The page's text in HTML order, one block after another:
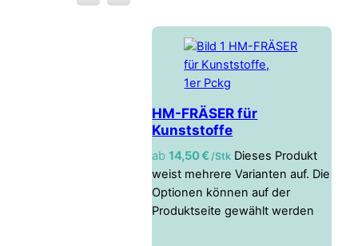
HM-FRÄSER für
Kunststoffe
ab14,50€ / Stk Dieses Produkt
weist mehrere Varianten auf. Die
Optionen können auf der
Produktseite gewählt werden